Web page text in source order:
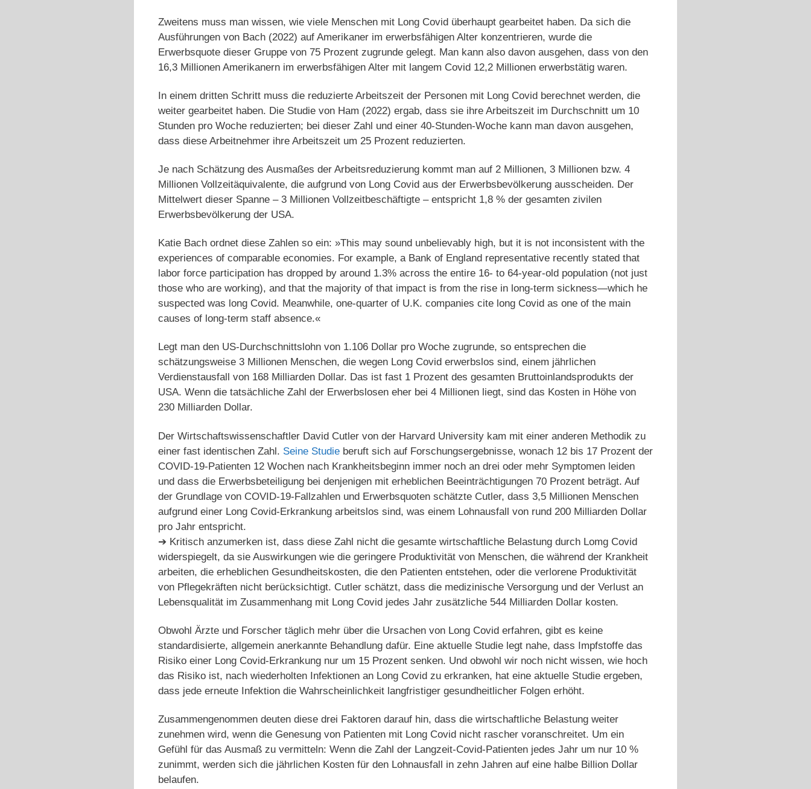
Zweitens muss man wissen, wie viele Menschen mit Long Covid überhaupt gearbeitet haben. Da sich die
Ausführungen von Bach (2022) auf Amerikaner im erwerbsfähigen Alter konzentrieren, wurde die
Erwerbsquote dieser Gruppe von 75 Prozent zugrunde gelegt. Man kann also davon ausgehen, dass von den
16,3 Millionen Amerikanern im erwerbsfähigen Alter mit langem Covid 12,2 Millionen erwerbstätig waren.
In einem dritten Schritt muss die reduzierte Arbeitszeit der Personen mit Long Covid berechnet werden, die
weiter gearbeitet haben. Die Studie von Ham (2022) ergab, dass sie ihre Arbeitszeit im Durchschnitt um 10
Stunden pro Woche reduzierten; bei dieser Zahl und einer 40-Stunden-Woche kann man davon ausgehen,
dass diese Arbeitnehmer ihre Arbeitszeit um 25 Prozent reduzierten.
Je nach Schätzung des Ausmaßes der Arbeitsreduzierung kommt man auf 2 Millionen, 3 Millionen bzw. 4
Millionen Vollzeitäquivalente, die aufgrund von Long Covid aus der Erwerbsbevölkerung ausscheiden. Der
Mittelwert dieser Spanne – 3 Millionen Vollzeitbeschäftigte – entspricht 1,8 % der gesamten zivilen
Erwerbsbevölkerung der USA.
Katie Bach ordnet diese Zahlen so ein: »This may sound unbelievably high, but it is not inconsistent with the
experiences of comparable economies. For example, a Bank of England representative recently stated that
labor force participation has dropped by around 1.3% across the entire 16- to 64-year-old population (not just
those who are working), and that the majority of that impact is from the rise in long-term sickness—which he
suspected was long Covid. Meanwhile, one-quarter of U.K. companies cite long Covid as one of the main
causes of long-term staff absence.«
Legt man den US-Durchschnittslohn von 1.106 Dollar pro Woche zugrunde, so entsprechen die
schätzungsweise 3 Millionen Menschen, die wegen Long Covid erwerbslos sind, einem jährlichen
Verdienstausfall von 168 Milliarden Dollar. Das ist fast 1 Prozent des gesamten Bruttoinlandsprodukts der
USA. Wenn die tatsächliche Zahl der Erwerbslosen eher bei 4 Millionen liegt, sind das Kosten in Höhe von
230 Milliarden Dollar.
Der Wirtschaftswissenschaftler David Cutler von der Harvard University kam mit einer anderen Methodik zu
einer fast identischen Zahl. Seine Studie beruft sich auf Forschungsergebnisse, wonach 12 bis 17 Prozent der
COVID-19-Patienten 12 Wochen nach Krankheitsbeginn immer noch an drei oder mehr Symptomen leiden
und dass die Erwerbsbeteiligung bei denjenigen mit erheblichen Beeinträchtigungen 70 Prozent beträgt. Auf
der Grundlage von COVID-19-Fallzahlen und Erwerbsquoten schätzte Cutler, dass 3,5 Millionen Menschen
aufgrund einer Long Covid-Erkrankung arbeitslos sind, was einem Lohnausfall von rund 200 Milliarden Dollar
pro Jahr entspricht.
➔ Kritisch anzumerken ist, dass diese Zahl nicht die gesamte wirtschaftliche Belastung durch Lomg Covid
widerspiegelt, da sie Auswirkungen wie die geringere Produktivität von Menschen, die während der Krankheit
arbeiten, die erheblichen Gesundheitskosten, die den Patienten entstehen, oder die verlorene Produktivität
von Pflegekräften nicht berücksichtigt. Cutler schätzt, dass die medizinische Versorgung und der Verlust an
Lebensqualität im Zusammenhang mit Long Covid jedes Jahr zusätzliche 544 Milliarden Dollar kosten.
Obwohl Ärzte und Forscher täglich mehr über die Ursachen von Long Covid erfahren, gibt es keine
standardisierte, allgemein anerkannte Behandlung dafür. Eine aktuelle Studie legt nahe, dass Impfstoffe das
Risiko einer Long Covid-Erkrankung nur um 15 Prozent senken. Und obwohl wir noch nicht wissen, wie hoch
das Risiko ist, nach wiederholten Infektionen an Long Covid zu erkranken, hat eine aktuelle Studie ergeben,
dass jede erneute Infektion die Wahrscheinlichkeit langfristiger gesundheitlicher Folgen erhöht.
Zusammengenommen deuten diese drei Faktoren darauf hin, dass die wirtschaftliche Belastung weiter
zunehmen wird, wenn die Genesung von Patienten mit Long Covid nicht rascher voranschreitet. Um ein
Gefühl für das Ausmaß zu vermitteln: Wenn die Zahl der Langzeit-Covid-Patienten jedes Jahr um nur 10 %
zunimmt, werden sich die jährlichen Kosten für den Lohnausfall in zehn Jahren auf eine halbe Billion Dollar
belaufen.